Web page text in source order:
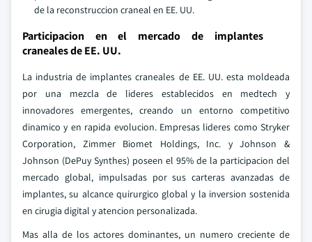
de la reconstruccion craneal en EE. UU.
Participacion en el mercado de implantes
craneales de EE. UU.
La industria de implantes craneales de EE. UU. esta moldeada
por una mezcla de lideres establecidos en medtech y
innovadores emergentes, creando un entorno competitivo
dinamico y en rapida evolucion. Empresas lideres como Stryker
Corporation, Zimmer Biomet Holdings, Inc. y Johnson &
Johnson (DePuy Synthes) poseen el 95% de la participacion del
mercado global, impulsadas por sus carteras avanzadas de
implantes, su alcance quirurgico global y la inversion sostenida
en cirugia digital y atencion personalizada.
Mas alla de los actores dominantes, un numero creciente de